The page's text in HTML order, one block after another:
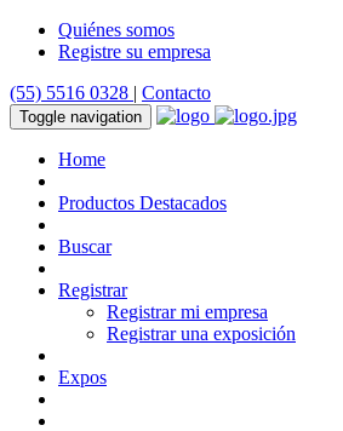
Quiénes somos
Registre su empresa
(55) 5516 0328 | Contacto
Toggle navigation
Home
Productos Destacados
Buscar
Registrar
Registrar mi empresa
Registrar una exposición
Expos